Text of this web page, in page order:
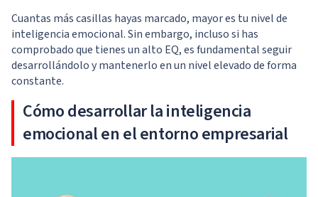
Cuantas más casillas hayas marcado, mayor es tu nivel de
inteligencia emocional. Sin embargo, incluso si has
comprobado que tienes un alto EQ, es fundamental seguir
desarrollándolo y mantenerlo en un nivel elevado de forma
constante.
Cómo desarrollar la inteligencia
emocional en el entorno empresarial